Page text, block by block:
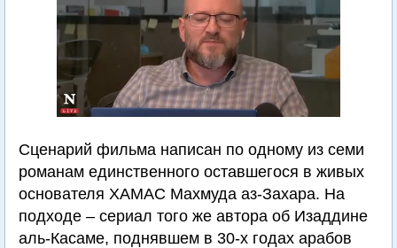
Сценарий фильма написан по одному из семи
романам единственного оставшегося в живых
основателя ХАМАС Махмуда аз-Захара. На
подходе – сериал того же автора об Изаддине
аль-Касаме, поднявшем в 30-х годах арабов